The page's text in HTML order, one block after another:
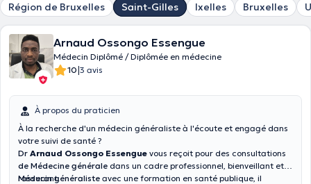
Région de Bruxelles Saint-Gilles Ixelles Bruxelles
Arnaud Ossongo Essengue
Médecin Diplômé / Diplômée en médecine
10|3 avis
À propos du praticien
À la recherche d'un médecin généraliste à l'écoute et engagé dans
votre suivi de santé ?
Dr Arnaud Ossongo Essengue vous reçoit pour des consultations
de Médecine générale dans un cadre professionnel, bienveillant et
rassurant.
Médecin généraliste avec une formation en santé publique, il